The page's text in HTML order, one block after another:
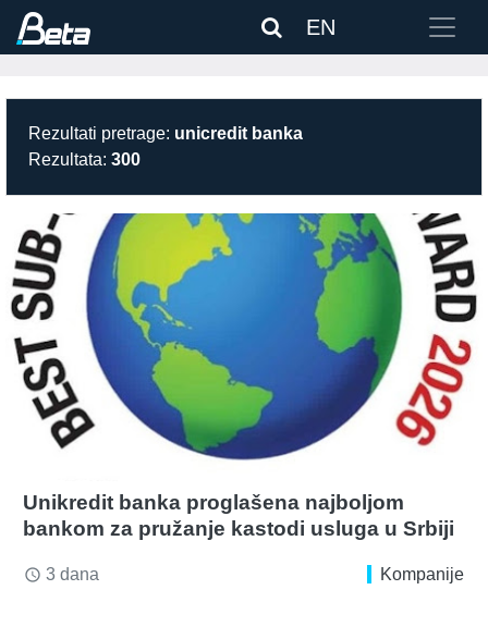
EN
Rezultati pretrage: unicredit banka
Rezultata: 300
Unikredit banka proglašena najboljom
bankom za pružanje kastodi usluga u Srbiji
access_time 3 dana Kompanije